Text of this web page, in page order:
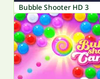
Bubble Shooter HD 3